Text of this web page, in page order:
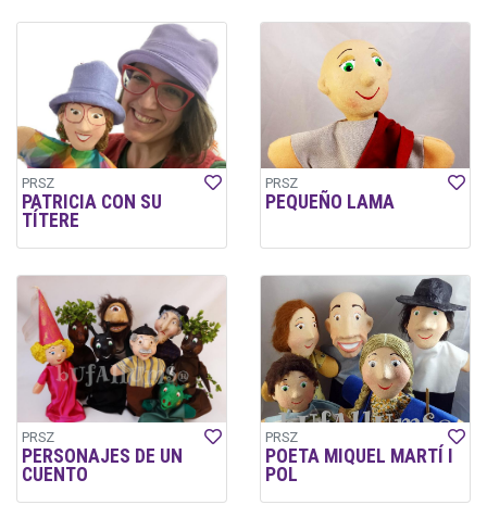
PRSZ
PATRICIA CON SU
TÍTERE
PRSZ
PEQUEÑO LAMA
PRSZ
PERSONAJES DE UN
CUENTO
PRSZ
POETA MIQUEL MARTÍ I
POL